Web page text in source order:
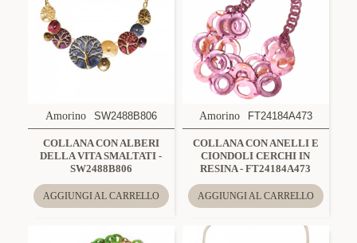
Amorino SW2488B806
COLLANA CON ALBERI
DELLA VITA SMALTATI -
SW2488B806
AGGIUNGI AL CARRELLO
Amorino FT24184A473
COLLANA CON ANELLI E
CIONDOLI CERCHI IN
RESINA - FT24184A473
AGGIUNGI AL CARRELLO